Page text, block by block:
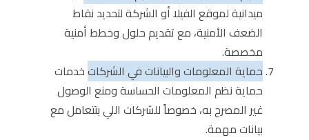
ميدانية لموقع الفيلا أو الشركة لتحديد نقاط
الضعف الأمنية، مع تقديم حلول وخطط أمنية
مخصصة.
حماية المعلومات والبيانات في الشركاتخدمات
حماية نظم المعلومات الحساسة ومنع الوصول
غير المصرح به، خصوصاً للشركات اللي بتتعامل مع
بيانات مهمة.